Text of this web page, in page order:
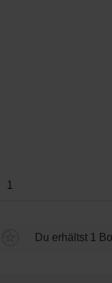
Durchschnittliche
Produkt
Du erhältst 1